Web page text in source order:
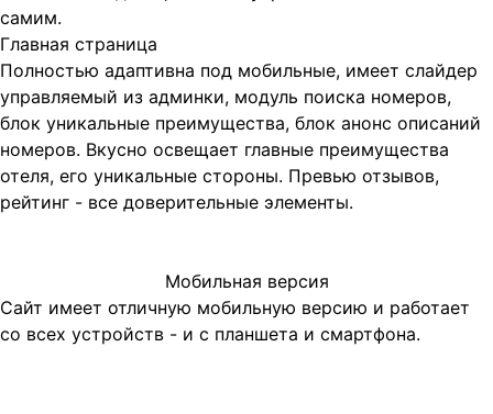
самим.
Главная страница
Полностью адаптивна под мобильные, имеет слайдер
управляемый из админки, модуль поиска номеров,
блок уникальные преимущества, блок анонс описаний
номеров. Вкусно освещает главные преимущества
отеля, его уникальные стороны. Превью отзывов,
рейтинг - все доверительные элементы.
Мобильная версия
Сайт имеет отличную мобильную версию и работает
со всех устройств - и с планшета и смартфона.